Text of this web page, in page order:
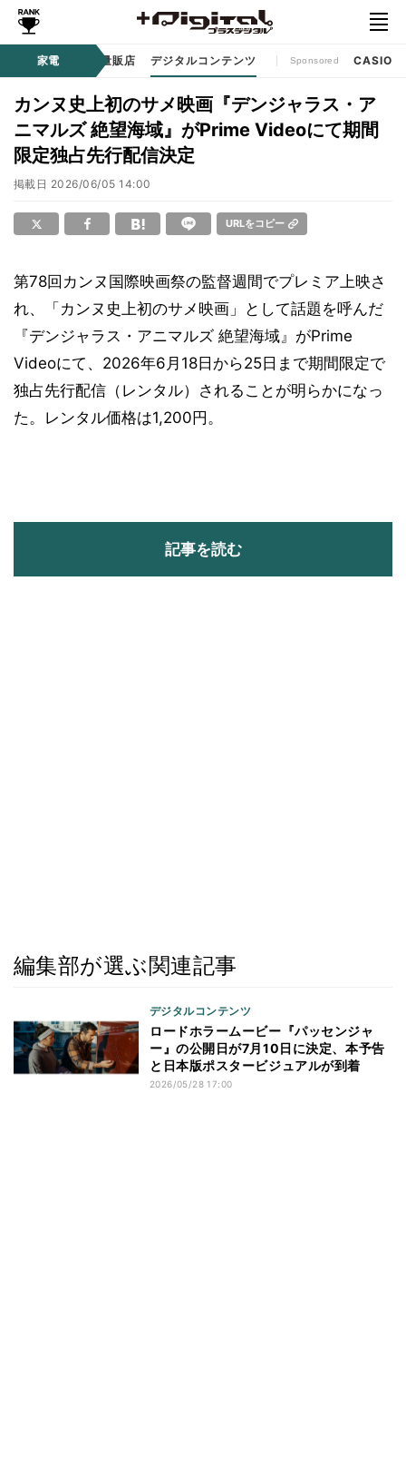
家電
生活家電 家電量販店 デジタルコンテンツ Sponsored CASIO
カンヌ史上初のサメ映画『デンジャラス・ア
ニマルズ 絶望海域』がPrime Videoにて期間
限定独占先行配信決定
掲載日 2026/06/05 14:00
URLをコピー
第78回カンヌ国際映画祭の監督週間でプレミア上映さ
れ、「カンヌ史上初のサメ映画」として話題を呼んだ
『デンジャラス・アニマルズ 絶望海域』がPrime
Videoにて、2026年6月18日から25日まで期間限定で
独占先行配信（レンタル）されることが明らかになっ
た。レンタル価格は1,200円。
記事を読む
編集部が選ぶ関連記事
デジタルコンテンツ
ロードホラームービー『パッセンジャ
ー』の公開日が7月10日に決定、本予告
と日本版ポスタービジュアルが到着
2026/05/28 17:00